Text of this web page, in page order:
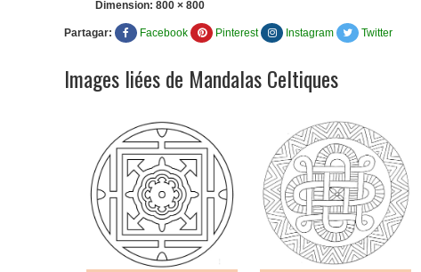
Dimension: 800 × 800
Partagar: Facebook Pinterest Instagram Twitter
Images liées de Mandalas Celtiques